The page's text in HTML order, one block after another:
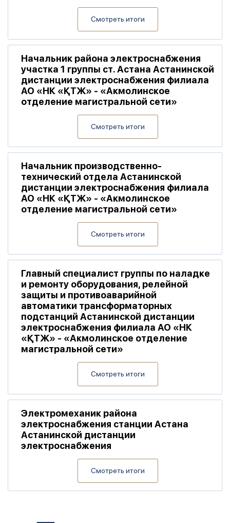
Смотреть итоги
Начальник района электроснабжения
участка 1 группы ст. Астана Астанинской
дистанции электроснабжения филиала
АО «НК «ҚТЖ» - «Акмолинское
отделение магистральной сети»
Смотреть итоги
Начальник производственно-
технический отдела Астанинской
дистанции электроснабжения филиала
АО «НК «ҚТЖ» - «Акмолинское
отделение магистральной сети»
Смотреть итоги
Главный специалист группы по наладке
и ремонту оборудования, релейной
защиты и противоаварийной
автоматики трансформаторных
подстанций Астанинской дистанции
электроснабжения филиала АО «НК
«ҚТЖ» - «Акмолинское отделение
магистральной сети»
Смотреть итоги
Электромеханик района
электроснабжения станции Астана
Астанинской дистанции
электроснабжения
Смотреть итоги